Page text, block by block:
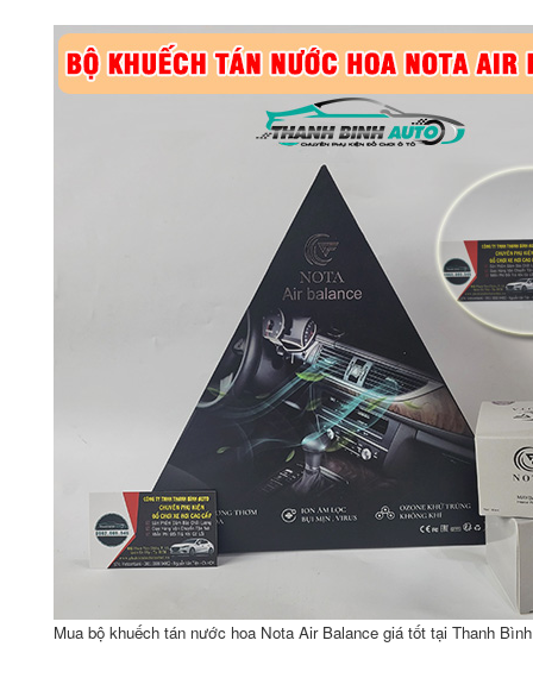
Mua bộ khuếch tán nước hoa Nota Air Balance giá tốt tại Thanh